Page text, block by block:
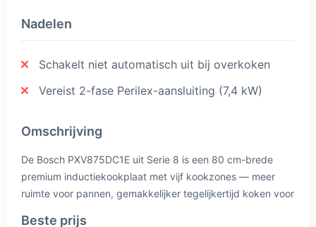
Nadelen
Schakelt niet automatisch uit bij overkoken
Vereist 2-fase Perilex-aansluiting (7,4 kW)
Omschrijving
De Bosch PXV875DC1E uit Serie 8 is een 80 cm-brede
premium inductiekookplaat met vijf kookzones — meer
ruimte voor pannen, gemakkelijker tegelijkertijd koken voor
Beste prijs